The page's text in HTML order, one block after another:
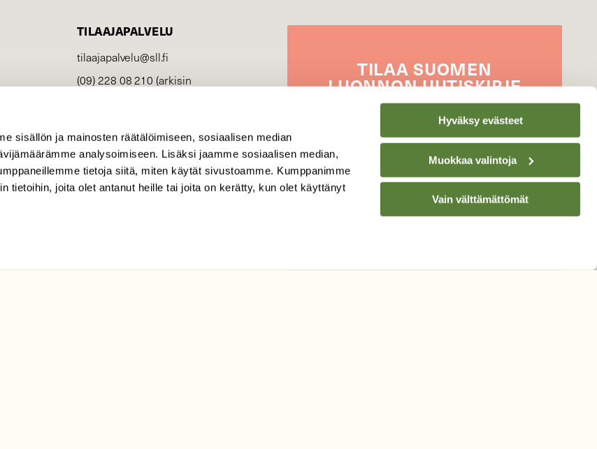
sisällön ja mainosten räätälöimiseen, sosiaalisen median
analysoimiseen. Lisäksi jaamme sosiaalisen median,
tietoja siitä, miten käytät sivustoamme. Kumppanimme
tietoihin, joita olet antanut heille tai joita on kerätty, kun olet käyttänyt
Hyväksy evästeet
Muokkaa valintoja
Vain välttämättömät
TILAAJAPALVELU
tilaajapalvelu@sll.fi
(09) 228 08 210 (arkisin
Luonto/tilaajapalvelu
Sörnäistenkatu 1
00580 Helsinki
TILAASUOMEN
LUONNONUUTIS­KIRJE
Hyväksyn tietojeni käytön
uutiskirjeen lähettämiseen